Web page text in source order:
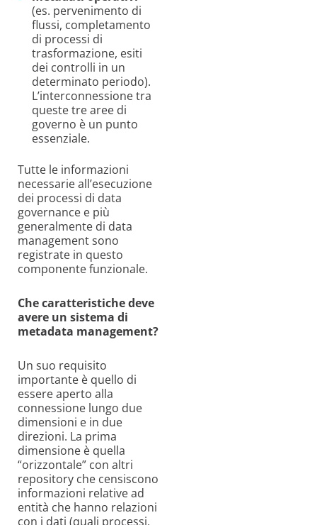
(es. pervenimento di
flussi, completamento
di processi di
trasformazione, esiti
dei controlli in un
determinato periodo).
L’interconnessione tra
queste tre aree di
governo è un punto
essenziale.
Tutte le informazioni
necessarie all’esecuzione
dei processi di data
governance e più
generalmente di data
management sono
registrate in questo
componente funzionale.
Che caratteristiche deve
avere un sistema di
metadata management?
Un suo requisito
importante è quello di
essere aperto alla
connessione lungo due
dimensioni e in due
direzioni. La prima
dimensione è quella
“orizzontale” con altri
repository che censiscono
informazioni relative ad
entità che hanno relazioni
con i dati (quali processi,